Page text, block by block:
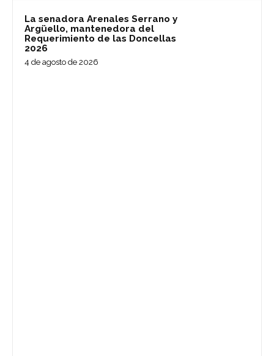
La senadora Arenales Serrano y
Argüello, mantenedora del
Requerimiento de las Doncellas
2026
4 de agosto de 2026